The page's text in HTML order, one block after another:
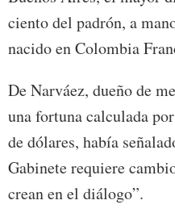
ciento del padrón, a
nacido en Colombia
De Narváez, dueño de
una fortuna calculada
de dólares, había
Gabinete requiere
crean en el diálogo”.